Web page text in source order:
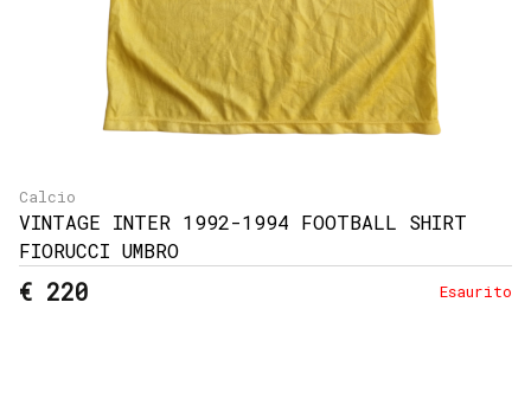
Calcio
VINTAGE INTER 1992-1994 FOOTBALL SHIRT
FIORUCCI UMBRO
€ 220 Esaurito